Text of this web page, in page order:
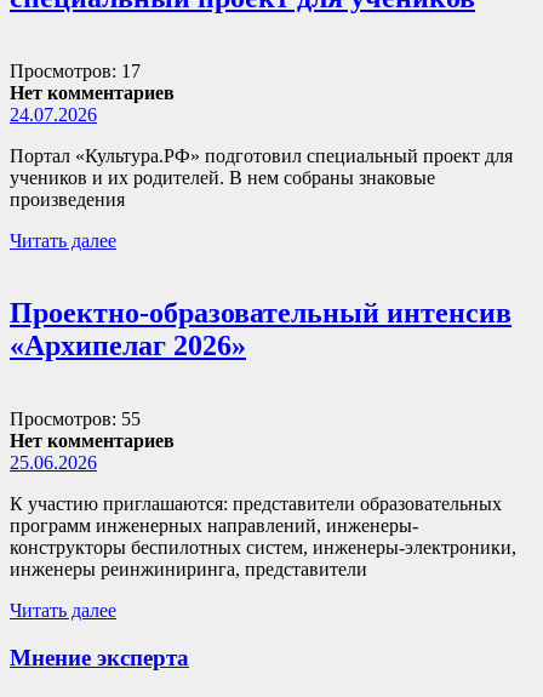
Просмотров: 17
Нет комментариев
24.07.2026
Портал «Культура.РФ» подготовил специальный проект для
учеников и их родителей. В нем собраны знаковые
произведения
Читать далее
Проектно-образовательный интенсив
«Архипелаг 2026»
Просмотров: 55
Нет комментариев
25.06.2026
К участию приглашаются: представители образовательных
программ инженерных направлений, инженеры-
конструкторы беспилотных систем, инженеры-электроники,
инженеры реинжиниринга, представители
Читать далее
Мнение эксперта